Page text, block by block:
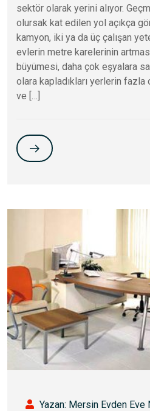
sektör olarak yerini alıyor.
olursak kat edilen yol açıkça
kamyon, iki ya da üç çalışan
evlerin metre karelerinin
büyümesi, daha çok eşyalara
olara kapladıkları yerlerin fazla
ve […]
Yazan: Mersin Evden Eve